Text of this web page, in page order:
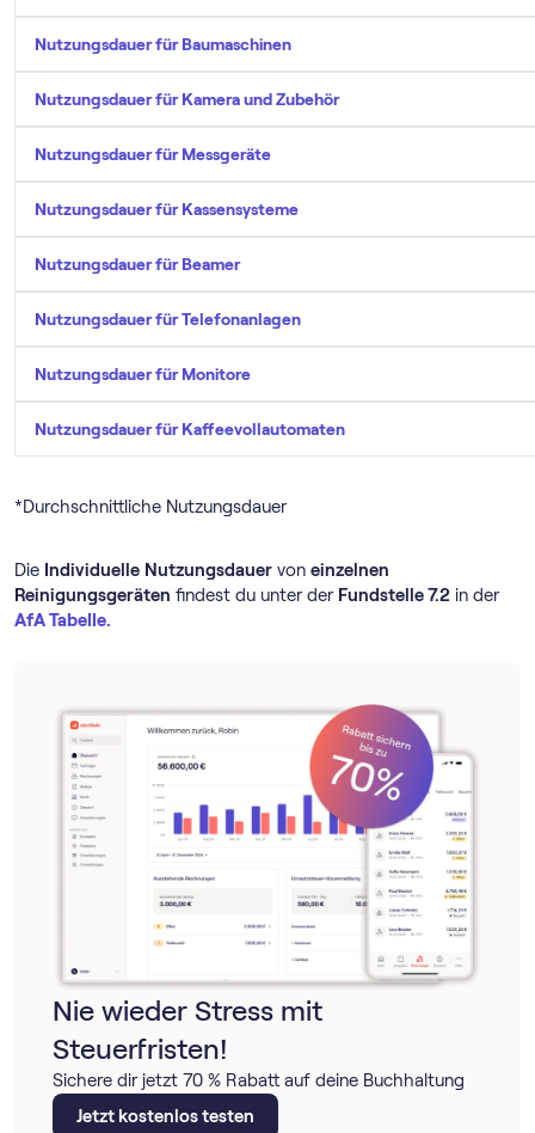
Nie wieder Stress mit
Steuerfristen!
Sichere dir jetzt 70 % Rabatt auf deine Buchhaltung
Jetzt kostenlos testen
Nutzungsdauer für Baumaschinen
Nutzungsdauer für Kamera und Zubehör
Nutzungsdauer für Messgeräte
Nutzungsdauer für Kassensysteme
Nutzungsdauer für Beamer
Nutzungsdauer für Telefonanlagen
Nutzungsdauer für Monitore
Nutzungsdauer für Kaffeevollautomaten
*Durchschnittliche Nutzungsdauer
Die Individuelle Nutzungsdauer von einzelnen
Reinigungsgeräten findest du unter der Fundstelle 7.2 in der
AfA Tabelle.